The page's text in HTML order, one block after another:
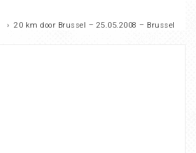
› 20 km door Brussel – 25.05.2008 – Brussel